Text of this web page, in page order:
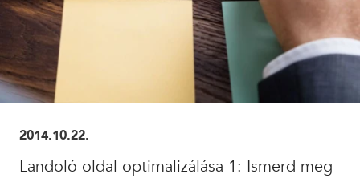
2014.10.22.
Landoló oldal optimalizálása 1: Ismerd meg